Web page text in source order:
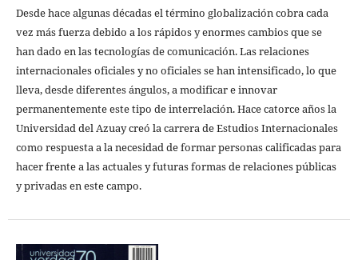
Desde hace algunas décadas el término globalización cobra cada
vez más fuerza debido a los rápidos y enormes cambios que se
han dado en las tecnologías de comunicación. Las relaciones
internacionales oficiales y no oficiales se han intensificado, lo que
lleva, desde diferentes ángulos, a modificar e innovar
permanentemente este tipo de interrelación. Hace catorce años la
Universidad del Azuay creó la carrera de Estudios Internacionales
como respuesta a la necesidad de formar personas calificadas para
hacer frente a las actuales y futuras formas de relaciones públicas
y privadas en este campo.